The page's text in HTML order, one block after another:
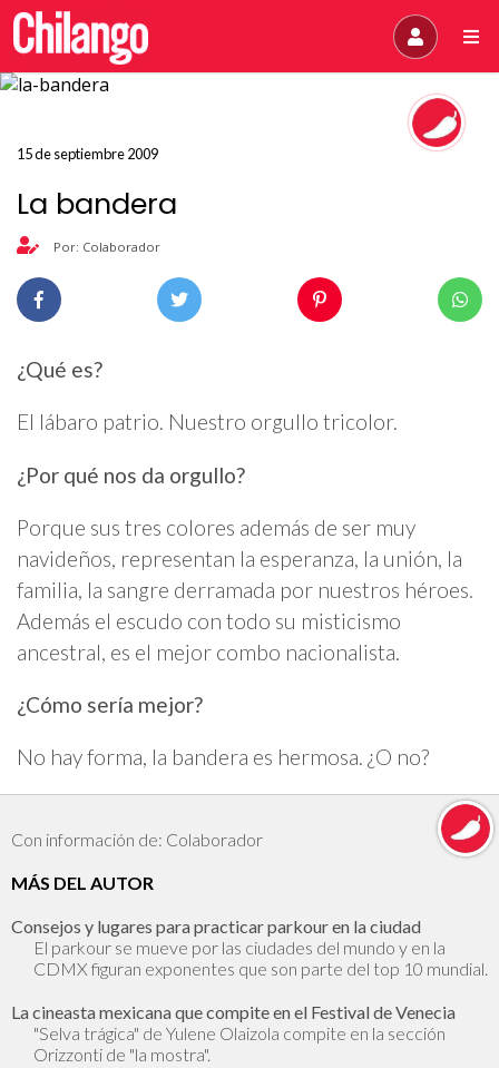
15 de septiembre 2009
La bandera
Por: Colaborador
¿Qué es?
El lábaro patrio. Nuestro orgullo tricolor.
¿Por qué nos da orgullo?
Porque sus tres colores además de ser muy
navideños, representan la esperanza, la unión, la
familia, la sangre derramada por nuestros héroes.
Además el escudo con todo su misticismo
ancestral, es el mejor combo nacionalista.
¿Cómo sería mejor?
No hay forma, la bandera es hermosa. ¿O no?
Con información de: Colaborador
MÁS DEL AUTOR
Consejos y lugares para practicar parkour en la ciudad
El parkour se mueve por las ciudades del mundo y en la
CDMX figuran exponentes que son parte del top 10 mundial.
La cineasta mexicana que compite en el Festival de Venecia
"Selva trágica" de Yulene Olaizola compite en la sección
Orizzonti de "la mostra".